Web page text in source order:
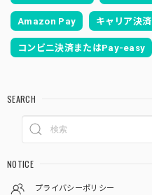
Amazon Pay キャリア決済
コンビニ決済またはPay-easy
SEARCH
NOTICE
プライバシーポリシー